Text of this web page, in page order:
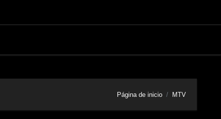
Página de inicio MTV